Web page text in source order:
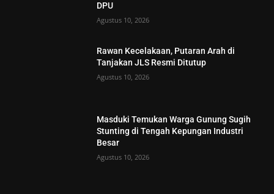
DPU
Agustus 10, 2026
Rawan Kecelakaan, Putaran Arah di
Tanjakan JLS Resmi Ditutup
Agustus 10, 2026
Masduki Temukan Warga Gunung Sugih
Stunting di Tengah Kepungan Industri
Besar
Agustus 10, 2026